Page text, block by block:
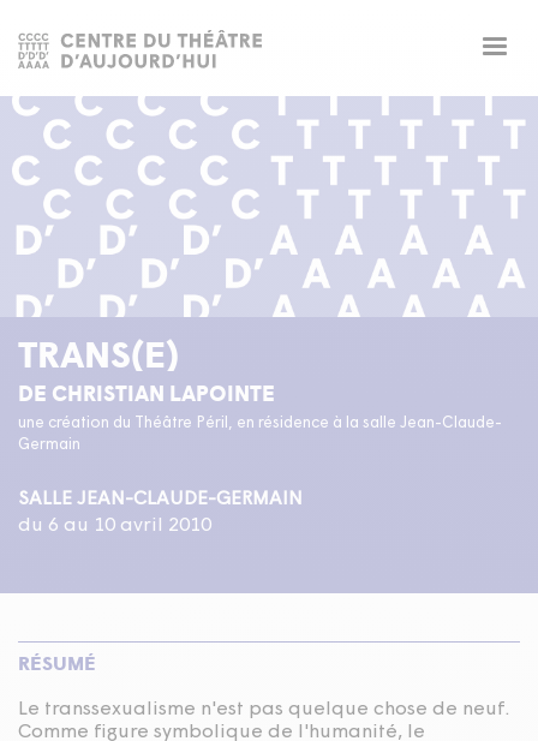
TRANS(E)
DE CHRISTIAN LAPOINTE
une création du Théâtre Péril, en résidence à la salle Jean-Claude-
Germain
SALLE JEAN-CLAUDE-GERMAIN
du 6 au 10 avril 2010
RÉSUMÉ
Le transsexualisme n'est pas quelque chose de neuf.
Comme figure symbolique de l'humanité, le